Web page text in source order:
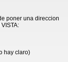
poner una direccion
hay claro)